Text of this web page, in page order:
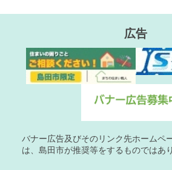
広告
バナー広告及びそのリンク先ホームペ
は、島田市が推奨等をするものではあ